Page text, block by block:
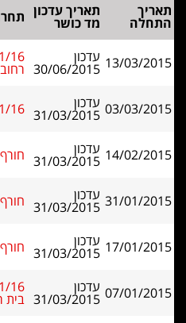
תאריך
התחלה
תאריך עדכון
מד כושר
13/03/2015 עדכון
30/06/2015
03/03/2015 עדכון
31/03/2015 1/16 גמר אליפות ישראל
14/02/2015 עדכון
31/03/2015 חורף חם
31/01/2015 עדכון
31/03/2015
17/01/2015 עדכון
31/03/2015 חורף חם
07/01/2015 עדכון
31/03/2015 בית